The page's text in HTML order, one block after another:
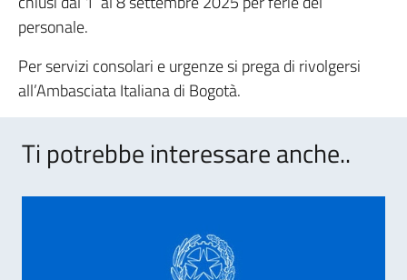
personale.
Per servizi consolari e urgenze si prega di rivolgersi
all’Ambasciata Italiana di Bogotà.
Ti potrebbe interessare anche..